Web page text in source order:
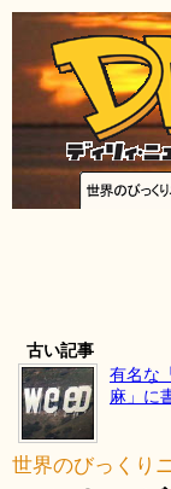
古い記事
有名な
麻」に
世界のびっくり